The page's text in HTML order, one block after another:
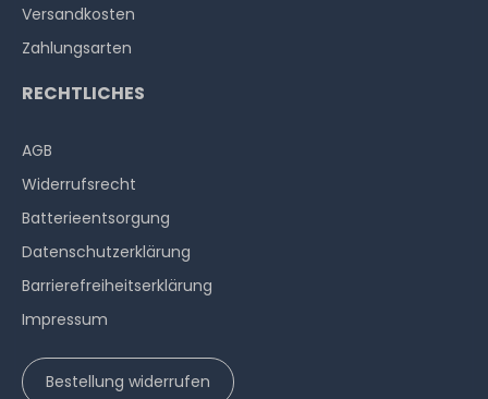
Versandkosten
Zahlungsarten
RECHTLICHES
AGB
Widerrufs­recht
Batterieentsorgung
Datenschutzerklärung
Barrierefreiheitserklärung
Impressum
Bestellung widerrufen